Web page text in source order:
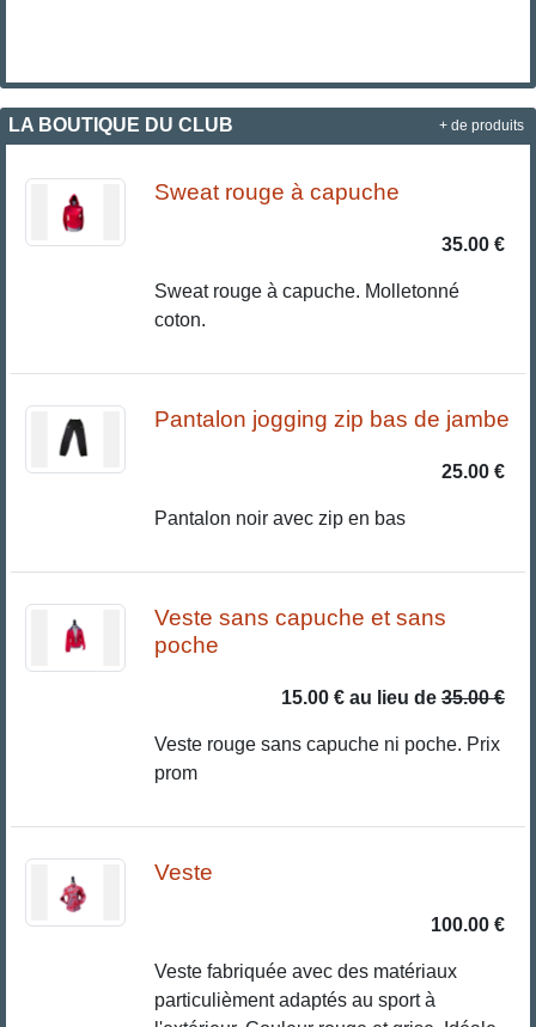
LA BOUTIQUE DU CLUB
Sweat rouge à capuche
35.00 €
Sweat rouge à capuche. Molletonné
coton.
Pantalon jogging zip bas de jambe
25.00 €
Pantalon noir avec zip en bas
Veste sans capuche et sans
poche
15.00 € au lieu de 35.00 €
Veste rouge sans capuche ni poche. Prix
prom
Veste
100.00 €
Veste fabriquée avec des matériaux
particulièment adaptés au sport à
+ de produits